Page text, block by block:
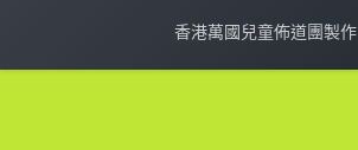
香港萬國兒童佈道團製作